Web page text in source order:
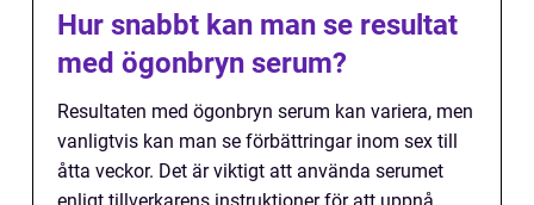
Hur snabbt kan man se resultat
med ögonbryn serum?
Resultaten med ögonbryn serum kan variera, men
vanligtvis kan man se förbättringar inom sex till
åtta veckor. Det är viktigt att använda serumet